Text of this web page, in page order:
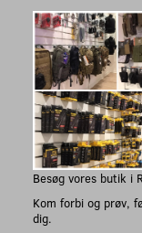
Besøg vores butik i
Kom forbi og prøv,
dig.